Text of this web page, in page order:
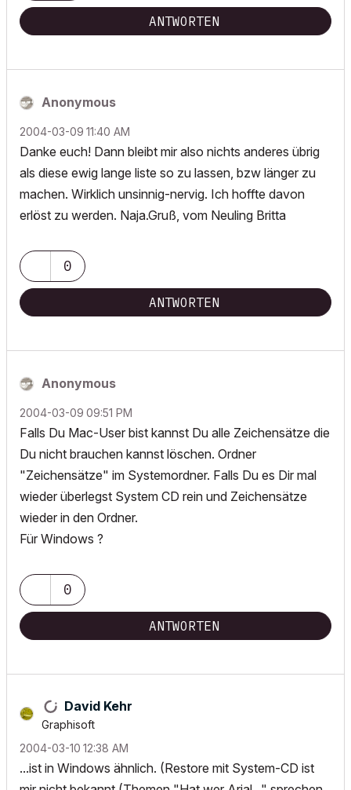
ANTWORTEN
Anonymous
‎2004-03-09 11:40 AM
Danke euch! Dann bleibt mir also nichts anderes übrig
als diese ewig lange liste so zu lassen, bzw länger zu
machen. Wirklich unsinnig-nervig. Ich hoffte davon
erlöst zu werden. Naja.Gruß, vom Neuling Britta
0
ANTWORTEN
Anonymous
‎2004-03-09 09:51 PM
Falls Du Mac-User bist kannst Du alle Zeichensätze die
Du nicht brauchen kannst löschen. Ordner
"Zeichensätze" im Systemordner. Falls Du es Dir mal
wieder überlegst System CD rein und Zeichensätze
wieder in den Ordner.
Für Windows ?
0
ANTWORTEN
David Kehr
Graphisoft
‎2004-03-10 12:38 AM
...ist in Windows ähnlich. (Restore mit System-CD ist